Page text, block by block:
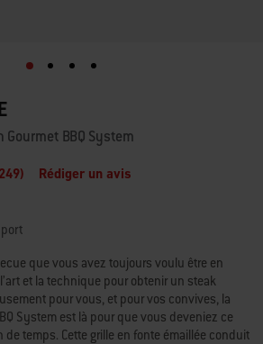
BBQ System
Rédiger un avis
que vous avez toujours voulu être en
et la technique pour obtenir un steak
pour vous, et pour vos convives, la
System est là pour que vous deveniez ce
temps. Cette grille en fonte émaillée conduit